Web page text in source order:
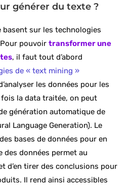
générer du texte ?
sur les technologies
pouvoir transformer une
, il faut tout d’abord
de « text mining »
les données pour les
la data traitée, on peut
génération automatique de
Language Generation). Le
bases de données pour en
des données permet au
d’en tirer des conclusions pour
Il rend ainsi accessibles